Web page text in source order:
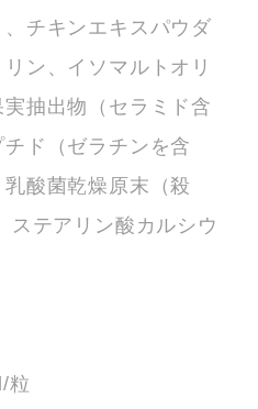
チキンエキスパウダ
ン、イソマルトオリ
抽出物（セラミド含
ド（ゼラチンを含
酸菌乾燥原末（殺
ステアリン酸カルシウ
粒